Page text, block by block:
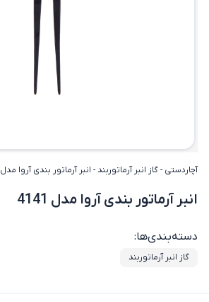
آچاردستی -گاز انبر آرماتوربند- انبر آرماتور بندی آروا مدل 4141
انبر آرماتور بندی آروا مدل 4141
دسته‌بندی‌ها:
گاز انبر آرماتوربند